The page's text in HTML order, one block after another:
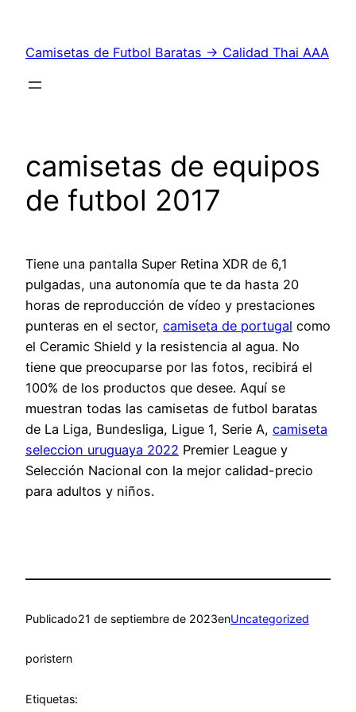
contenido
Camisetas de Futbol Baratas → Calidad Thai AAA
camisetas de equipos
de futbol 2017
Tiene una pantalla Super Retina XDR de 6,1
pulgadas, una autonomía que te da hasta 20
horas de reproducción de vídeo y prestaciones
punteras en el sector, camiseta de portugal como
el Ceramic Shield y la resistencia al agua. No
tiene que preocuparse por las fotos, recibirá el
100% de los productos que desee. Aquí se
muestran todas las camisetas de futbol baratas
de La Liga, Bundesliga, Ligue 1, Serie A, camiseta
seleccion uruguaya 2022 Premier League y
Selección Nacional con la mejor calidad-precio
para adultos y niños.
Publicado21 de septiembre de 2023enUncategorized
poristern
Etiquetas: